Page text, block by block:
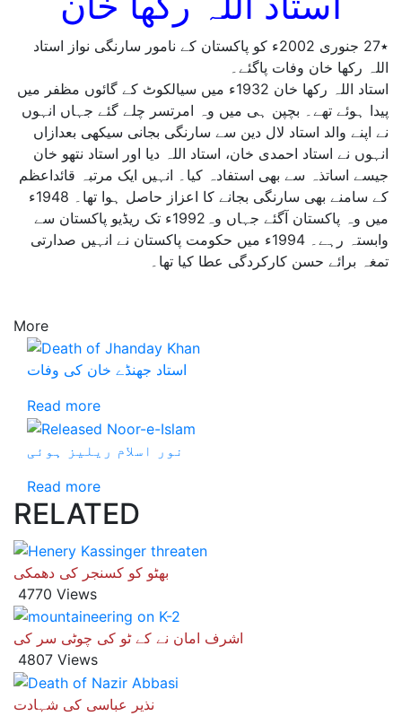
٭27 جنوری 2002ء کو پاکستان کے نامور سارنگی نواز استاد
اللہ رکھا خان وفات پاگئے۔
استاد اللہ رکھا خان 1932ء میں سیالکوٹ کے گائوں مظفر میں
پیدا ہوئے تھے۔ بچپن ہی میں وہ امرتسر چلے گئے جہاں انہوں
نے اپنے والد استاد لال دین سے سارنگی بجانی سیکھی بعدازاں
انہوں نے استاد احمدی خان، استاد اللہ دیا اور استاد نتھو خان
جیسے اساتذہ سے بھی استفادہ کیا۔ انہیں ایک مرتبہ قائداعظم
کے سامنے بھی سارنگی بجانے کا اعزاز حاصل ہوا تھا۔ 1948ء
میں وہ پاکستان آگئے جہاں وہ1992ء تک ریڈیو پاکستان سے
وابستہ رہے۔ 1994ء میں حکومت پاکستان نے انہیں صدارتی
تمغہ برائے حسن کارکردگی عطا کیا تھا۔
More
استاد جھنڈے خان کی وفات
Read more
نور اسلام ریلیز ہوئی
Read more
RELATED
بھٹو کو کسنجر کی دھمکی
4770 Views
اشرف امان نے کے ٹو کی چوٹی سر کی
4807 Views
نذیر عباسی کی شہادت